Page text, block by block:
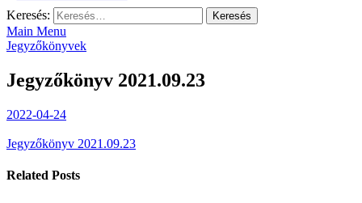
Keresés:
Main Menu
Jegyzőkönyvek
Jegyzőkönyv 2021.09.23
2022-04-24
Jegyzőkönyv 2021.09.23
Related Posts